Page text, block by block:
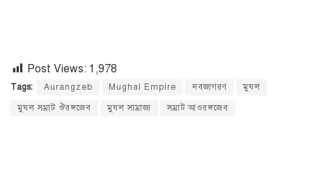
Post Views: 1,978
Tags: Aurangzeb Mughal Empire নবজাগরণ মুঘল
মুঘল সম্রাট ঔরঙ্গজেব মুঘল সাম্রাজ্য সম্রাট আওরঙ্গজেব